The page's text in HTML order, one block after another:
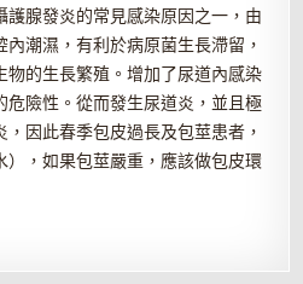
腺發炎的常見感染原因之一，由
潮濕，有利於病原菌生長滯留，
的生長繁殖。增加了尿道內感染
險性。從而發生尿道炎，並且極
因此春季包皮過長及包莖患者，
，如果包莖嚴重，應該做包皮環